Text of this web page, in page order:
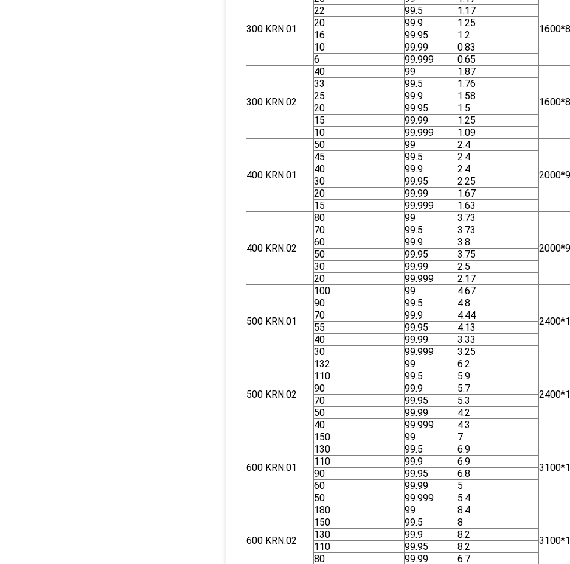
300 KRN.01
22 99.5
1.17
20
99.9
1.25
16
99.95
1.2
10
99.99
0.83
6
99.999 0.65
300 KRN.02
40 99 1.87
33 99.5
1.76
25
99.9
1.58
20
99.95
1.5
15
99.99
1.25
10
99.999 1.09
400 KRN.01
50 99 2.4
45 99.5
2.4
40
99.9
2.4
30
99.95
2.25
20
99.99
1.67
15
99.999 1.63
400 KRN.02
80 99 3.73
70 99.5
3.73
60
99.9
3.8
50
99.95
3.75
30
99.99
2.5
20
99.999 2.17
500 KRN.01
100 99 4.67
90 99.5
4.8
70
99.9
4.44
55
99.95
4.13
40
99.99
3.33
30
99.999 3.25
500 KRN.02
132 99 6.2
110 99.5
5.9
90
99.9
5.7
70
99.95
5.3
50
99.99
4.2
40
99.999 4.3
600 KRN.01
150 99 7
130 99.5
6.9
110
99.9
6.9
90
99.95
6.8
60
99.99
5
50
99.999 5.4
600 KRN.02
180 99 8.4
150 99.5
8
130
99.9
8.2
110
99.95
8.2
80
99.99
6.7